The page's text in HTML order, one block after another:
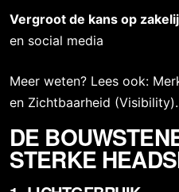
Vergroot de kans op
en social media
Meer weten? Lees ook:
en Zichtbaarheid (Visibility).
DE
STERKE